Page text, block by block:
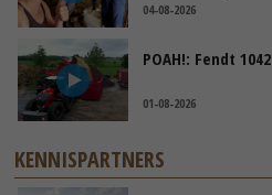
04-08-2026
POAH!: Fendt 1042
01-08-2026
KENNISPARTNERS